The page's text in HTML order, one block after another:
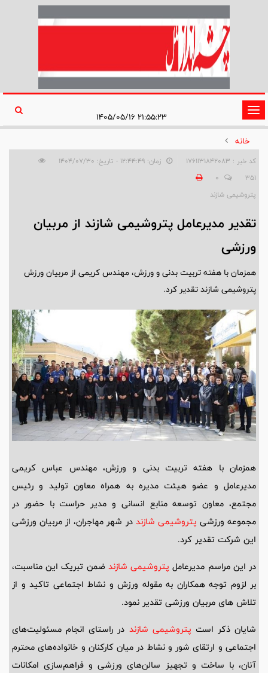
تغییر
وضعیت
ناوبری
خانه
کد خبر : 1761131842083
زمان: ۱۲:۴۴:۴۹ - تاریخ: ۱۴۰۴/۰۷/۳۰
351
0
پتروشیمی شازند
تقدیر مدیرعامل پتروشیمی شازند از مربیان
ورزشی
همزمان با هفته تربیت بدنی و ورزش، مهندس کریمی از مربیان ورزش
پتروشیمی شازند تقدیر کرد.
همزمان با هفته تربیت بدنی و ورزش، مهندس عباس کریمی
مدیرعامل و عضو هیئت مدیره به همراه معاون تولید و رئیس
مجتمع، معاون توسعه منابع انسانی و مدیر حراست با حضور در
مجموعه ورزشی پتروشیمی شازند در شهر مهاجران، از مربیان ورزشی
این شرکت تقدیر کرد.
در این مراسم مدیرعامل پتروشیمی شازند ضمن تبریک این مناسبت،
بر لزوم توجه همکاران به مقوله ورزش و نشاط اجتماعی تاکید و از
تلاش های مربیان ورزشی تقدیر نمود.
شایان ذکر است پتروشیمی شازند در راستای انجام مسئولیت‌های
اجتماعی و ارتقای شور و نشاط در میان کارکنان و خانواده‌های محترم
آنان، با ساخت و تجهیز سالن‌های ورزشی و فراهم‌سازی امکانات